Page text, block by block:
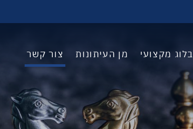
בלוג מקצועי מן העיתונות צור קשר